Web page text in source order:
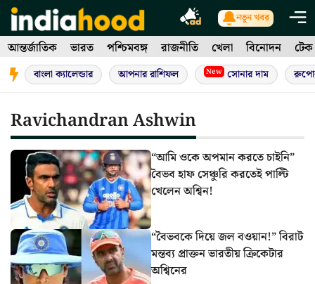
Skip
to
content
নতুন খবর
আন্তর্জাতিক ভারত পশ্চিমবঙ্গ রাজনীতি খেলা বিনোদন টেক
বাংলা ক্যালেন্ডার আপনার রাশিফল New সোনার দাম
Ravichandran Ashwin
“আমি ওকে অপমান করতে চাইনি”
বৈভব হাফ সেঞ্চুরি করতেই পাল্টি
খেলেন অশ্বিন!
“বৈভবকে দিয়ে জল বওয়ান!” বিরাট
মন্তব্য প্রাক্তন ভারতীয় ক্রিকেটার
অশ্বিনের